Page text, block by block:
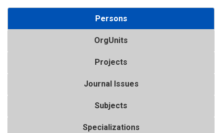
Persons
OrgUnits
Projects
Journal Issues
Subjects
Specializations